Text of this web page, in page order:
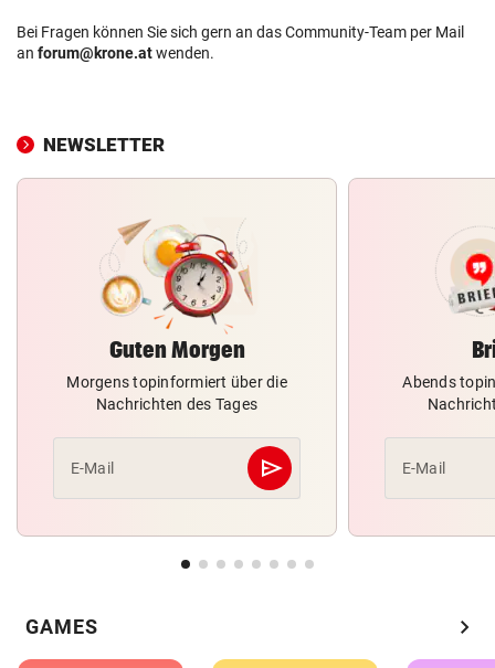
Bei Fragen können Sie sich gern an das Community-Team per Mail
an forum@krone.atwenden.
NEWSLETTER
Guten Morgen
Morgens topinformiert über die
Nachrichten des Tages
E-Mail send
Abschicken
Abends
E-Mail
GAMES chevron_right